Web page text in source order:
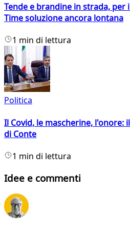
Tende e brandine in strada, per
Time soluzione ancora lontana
1 min di lettura
Politica
Il Covid, le mascherine,
di Conte
1 min di lettura
Idee e commenti